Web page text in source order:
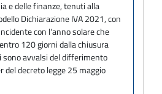
e delle finanze, tenuti alla
Dichiarazione IVA 2021, con
con l'anno solare che
120 giorni dalla chiusura
sono avvalsi del differimento
decreto legge 25 maggio